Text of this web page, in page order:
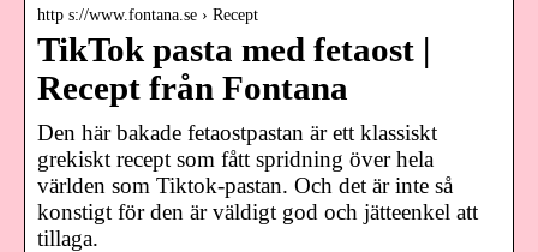
http s://www.fontana.se › Recept
TikTok pasta med fetaost |
Recept från Fontana
Den här bakade fetaostpastan är ett klassiskt
grekiskt recept som fått spridning över hela
världen som Tiktok-pastan. Och det är inte så
konstigt för den är väldigt god och jätteenkel att
tillaga.